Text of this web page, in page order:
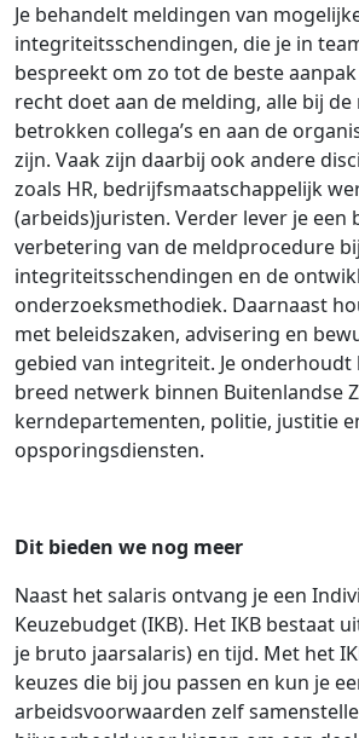
Je behandelt meldingen van
integriteitsschendingen, die je in
bespreekt om zo tot de beste
recht doet aan de melding, alle bij de
betrokken collega’s en aan de
zijn. Vaak zijn daarbij ook andere
zoals HR, bedrijfsmaatschappelijk
(arbeids)juristen. Verder lever je een
verbetering van de meldprocedure bij
integriteitsschendingen en de
onderzoeksmethodiek. Daarnaast
met beleidszaken, advisering en
gebied van integriteit. Je onderhoudt
breed netwerk binnen Buitenlandse
kerndepartementen, politie, justitie
opsporingsdiensten.
Dit bieden we nog meer
Naast het salaris ontvang je een
Keuzebudget (IKB). Het IKB bestaat
je bruto jaarsalaris) en tijd. Met het
keuzes die bij jou passen en kun je
arbeidsvoorwaarden zelf